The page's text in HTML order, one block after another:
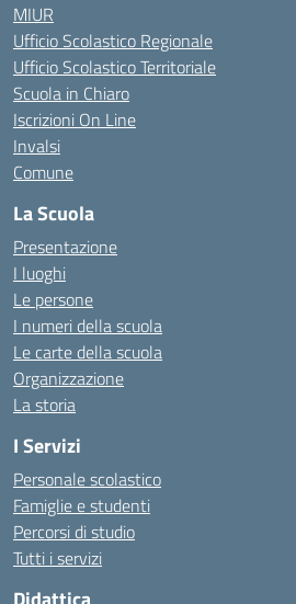
MIUR
Ufficio Scolastico Regionale
Ufficio Scolastico Territoriale
Scuola in Chiaro
Iscrizioni On Line
Invalsi
Comune
La Scuola
Presentazione
I luoghi
Le persone
I numeri della scuola
Le carte della scuola
Organizzazione
La storia
I Servizi
Personale scolastico
Famiglie e studenti
Percorsi di studio
Tutti i servizi